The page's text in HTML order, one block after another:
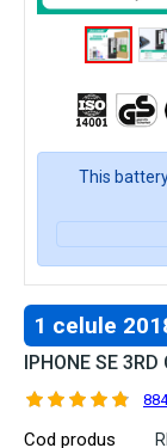
This
1 celule
IPHONE SE 3RD
Cod produs